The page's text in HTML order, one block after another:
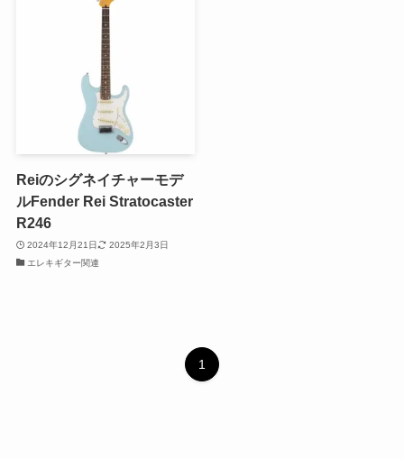
Reiのシグネイチャーモデ
ルFender Rei Stratocaster
R246
2024年12月21日
2025年2月3日
エレキギター関連
1